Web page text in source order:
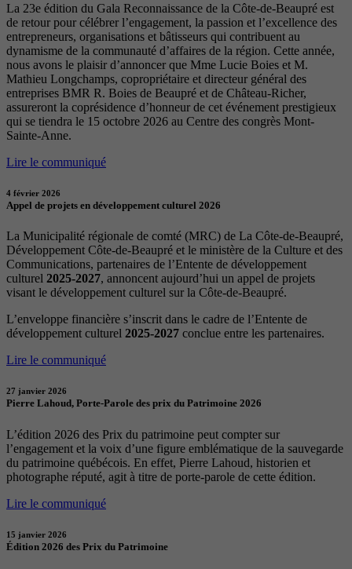
La 23e édition du Gala Reconnaissance de la Côte-de-Beaupré est
de retour pour célébrer l’engagement, la passion et l’excellence des
entrepreneurs, organisations et bâtisseurs qui contribuent au
dynamisme de la communauté d’affaires de la région. Cette année,
nous avons le plaisir d’annoncer que Mme Lucie Boies et M.
Mathieu Longchamps, copropriétaire et directeur général des
entreprises BMR R. Boies de Beaupré et de Château-Richer,
assureront la coprésidence d’honneur de cet événement prestigieux
qui se tiendra le 15 octobre 2026 au Centre des congrès Mont-
Sainte-Anne.
Lire le communiqué
4 février 2026
Appel de projets en développement culturel 2026
La Municipalité régionale de comté (MRC) de La Côte-de-Beaupré,
Développement Côte-de-Beaupré et le ministère de la Culture et des
Communications, partenaires de l’Entente de développement
culturel 2025-2027, annoncent aujourd’hui un appel de projets
visant le développement culturel sur la Côte-de-Beaupré.
L’enveloppe financière s’inscrit dans le cadre de l’Entente de
développement culturel 2025-2027 conclue entre les partenaires.
Lire le communiqué
27 janvier 2026
Pierre Lahoud, Porte-Parole des prix du Patrimoine 2026
L’édition 2026 des Prix du patrimoine peut compter sur
l’engagement et la voix d’une figure emblématique de la sauvegarde
du patrimoine québécois. En effet, Pierre Lahoud, historien et
photographe réputé, agit à titre de porte-parole de cette édition.
Lire le communiqué
15 janvier 2026
Édition 2026 des Prix du Patrimoine